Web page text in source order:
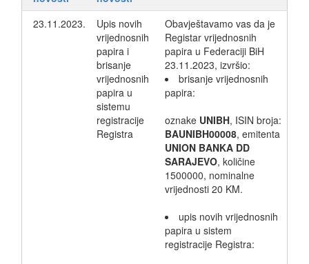
23.11.2023.
Upis novih
vrijednosnih
papira i
brisanje
vrijednosnih
papira u
sistemu
registracije
Registra
Obavještavamo vas da je
Registar vrijednosnih
papira u Federaciji BiH
23.11.2023, izvršio:
brisanje vrijednosnih
papira:
oznake UNIBH, ISIN broja:
BAUNIBH00008, emitenta
UNION BANKA DD
SARAJEVO, količine
1500000, nominalne
vrijednosti 20 KM.
upis novih vrijednosnih
papira u sistem
registracije Registra: